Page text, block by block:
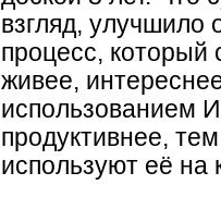
взгляд, улучшило
процесс, который
живее,
использованием
продуктивнее,
используют её на